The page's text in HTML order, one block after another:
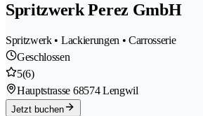
Spritzwerk Perez GmbH
Spritzwerk • Lackierungen • Carrosserie
Geschlossen
5(6)
Hauptstrasse 68574 Lengwil
Jetzt buchen